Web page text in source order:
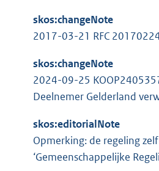
k
:
skos:changeNote
2017-03-21 RFC
skos:changeNote
2024-09-25
Deelnemer Gelderland
skos:editorialNote
Opmerking: de regeling
‘Gemeenschappelijke